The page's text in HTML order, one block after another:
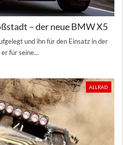
– der neue BMW X5
und ihn für den Einsatz in der
für seine...
ALLRAD